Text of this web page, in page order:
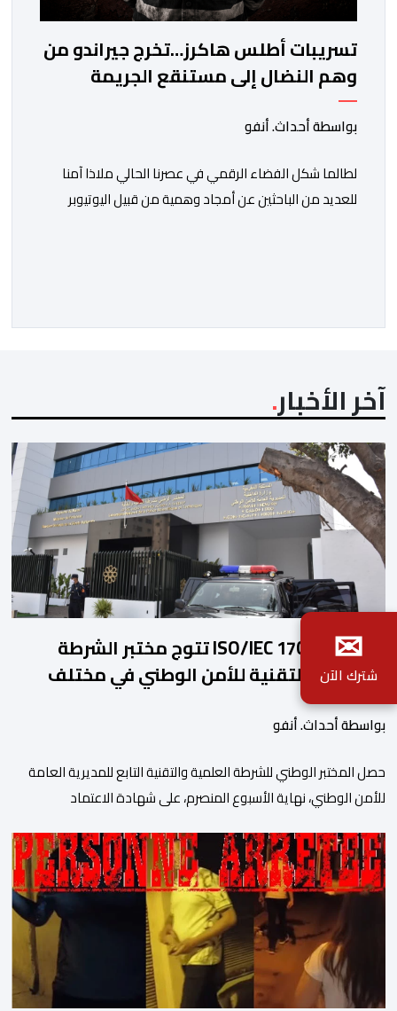
تسريبات أطلس هاكرز…تخرج جيراندو من
وهم النضال إلى مستنقع الجريمة
المنظمة
بواسطة أحداث. أنفو
لطالما شكل الفضاء الرقمي في عصرنا الحالي ملاذا آمنا
للعديد من الباحثين عن أمجاد وهمية من قبيل اليوتيوبر
يقتات على استعطاف الجماهير ودغدغة […]
آخر الأخبار
شهادة ISO/IEC 17025 تتوج مختبر الشرطة
العلمية والتقنية للأمن الوطني في مختلف
الخبرات الجنائية
بواسطة أحداث. أنفو
حصل المختبر الوطني للشرطة العلمية والتقنية التابع للمديرية العامة
للأمن الوطني، نهاية الأسبوع المنصرم، على شهادة الاعتماد
مختلف التخصصات والخبرات الشرعية، بما فيها فروع البيولوجيا والكيمياء،
وتدقيق وفحص الوثائق، والحرائق والمتفجرات، وكذا الآثار الرقمية
والمخدرات والمواد السمومية.وكانت المنظمة الأمريكية للاعتماد
والتقييس ″The ANSI National Accreditation Board″، المختصة […]
✉
شترك الآن